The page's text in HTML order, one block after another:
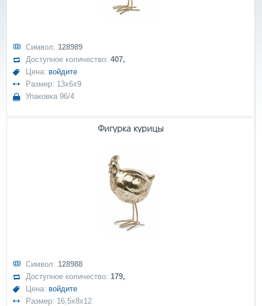
Символ: 128989
Доступное количество:407,
Цена: войдите
Размер: 13x6x9
Упаковка 96/4
Фигурка курицы
Символ: 128988
Доступное количество:179,
Цена: войдите
Размер: 16,5x8x12